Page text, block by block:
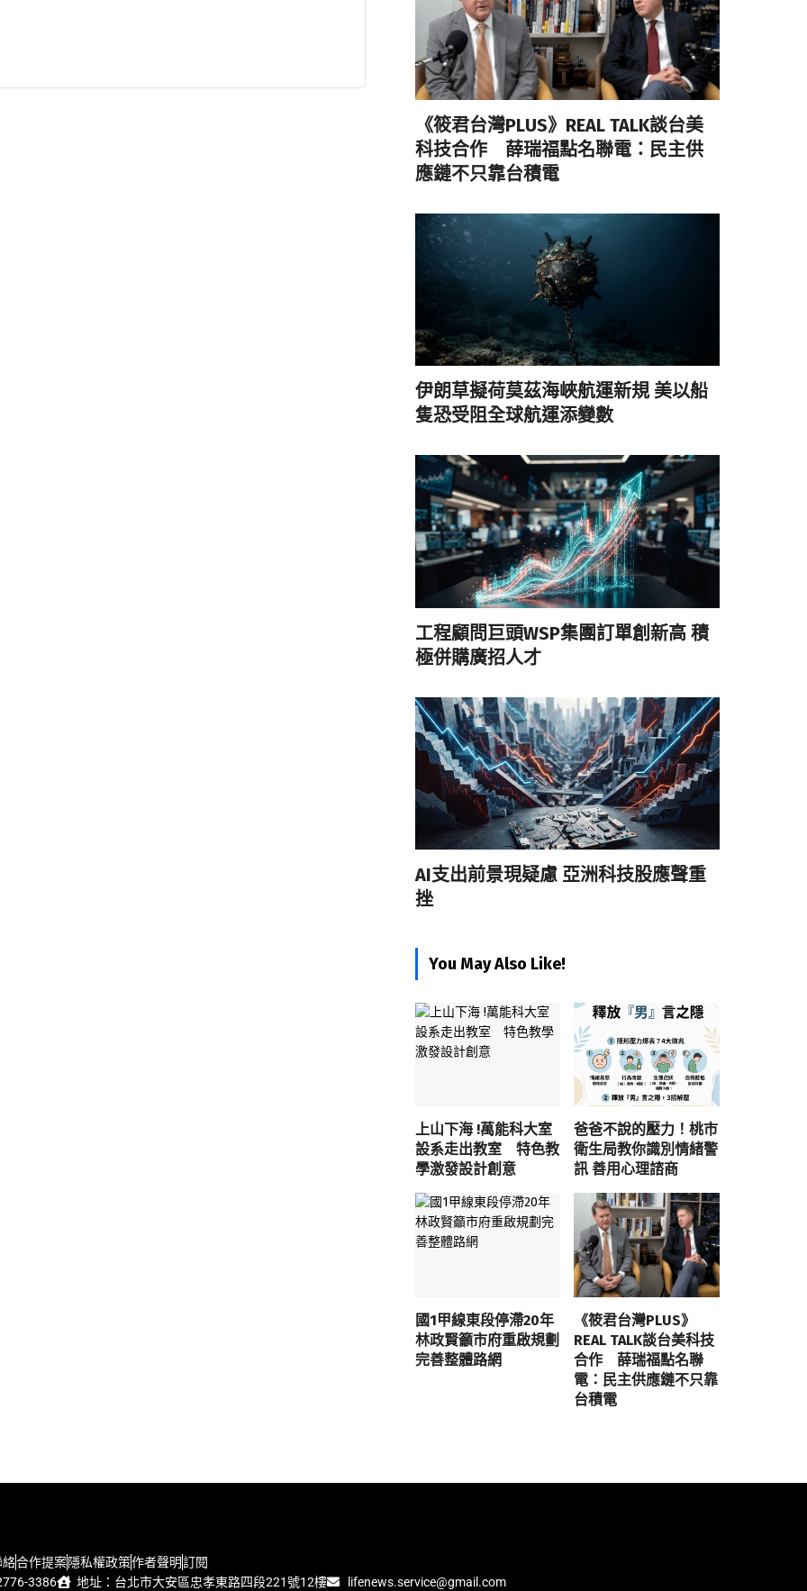
《筱君台灣PLUS》REAL TALK談台美
科技合作 薛瑞福點名聯電：民主供
應鏈不只靠台積電
伊朗草擬荷莫茲海峽航運新規 美以船
隻恐受阻全球航運添變數
工程顧問巨頭WSP集團訂單創新高 積
極併購廣招人才
AI支出前景現疑慮 亞洲科技股應聲重
挫
You May Also Like!
上山下海 !萬能科大室
設系走出教室 特色教
學激發設計創意
爸爸不說的壓力！桃市
衛生局教你識別情緒警
訊 善用心理諮商
國1甲線東段停滯20年
林政賢籲市府重啟規劃
完善整體路網
《筱君台灣PLUS》
REAL TALK談台美科技
合作 薛瑞福點名聯
電：民主供應鏈不只靠
台積電
絡合作提案隱私權政策作者聲明訂閱
3386
地址：台北市大安區忠孝東路四段221號12樓 lifenews.service@gmail.com